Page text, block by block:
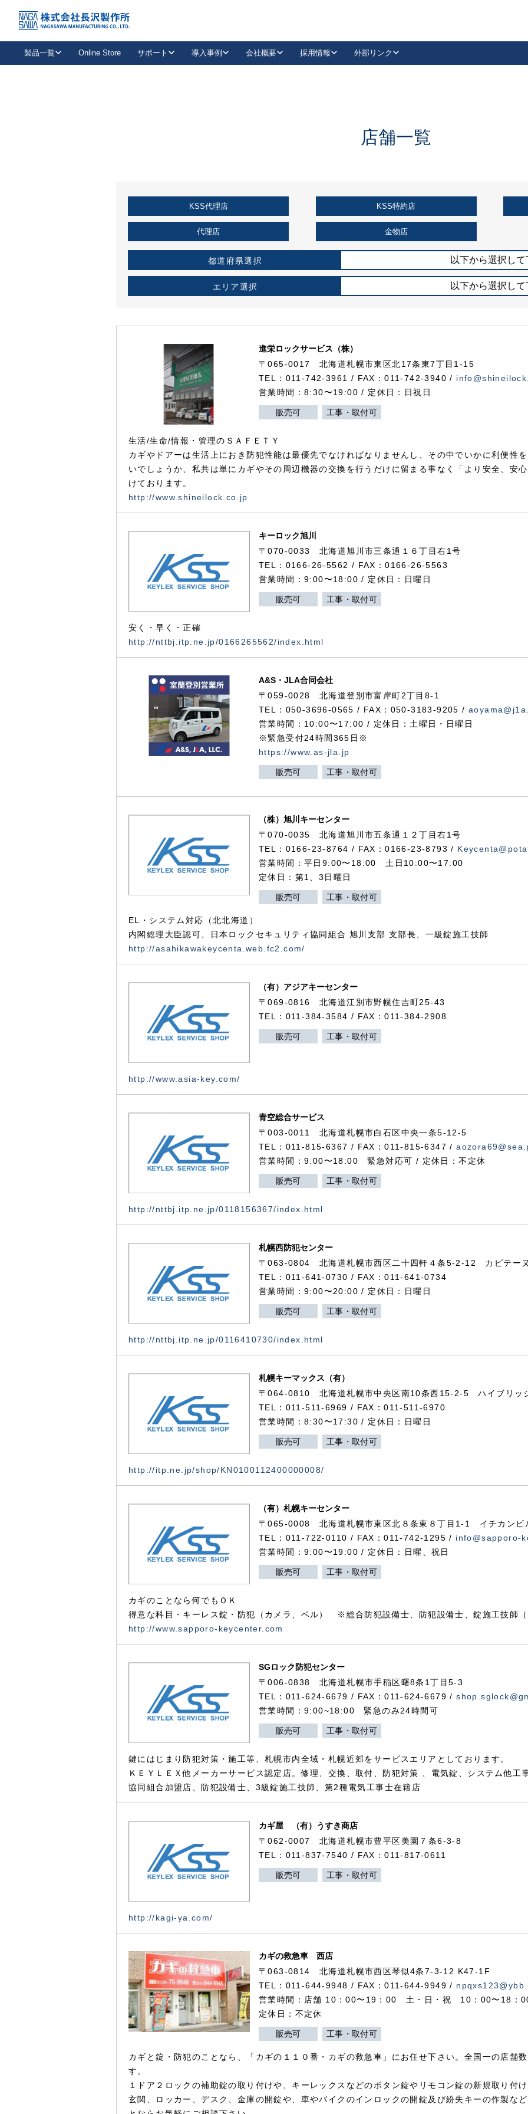
製品一覧
抗ウイルス・抗菌製品
キーレックスを品番からお探しいただけます。
Online Store サポート
取扱店情報
お役立ち情報
導入事例
企業様採用事例
会社概要 採用情報 外部リンク
LinkedIn
KSS加盟店・取扱店情報
店舗一覧
店舗一覧
KSS代理店 KSS特約店
代理店 金物店
都道府県選択 以下から選択し
エリア選択 以下から選択し
進栄ロックサービス（株）
〒065-0017 北海道札幌市東区北17条東7丁目1-15
TEL：011-742-3961 / FAX：011-742-3940 /
営業時間：8:30〜19:00 / 定休日：日祝日
販売可 工事・取付可
生活/生命/情報・管理のＳＡＦＥＴＹ
カギやドアーは生活上におき防犯性能は最優先でなければなりませんし、その中でいかに利便性
いでしょうか、私共は単にカギやその周辺機器の交換を行うだけに留まる事なく「より安全、安
けております。
http://www.shineilock.co.jp
キーロック旭川
〒070-0033 北海道旭川市三条通１６丁目右1号
TEL：0166-26-5562 / FAX：0166-26-5563
営業時間：9:00〜18:00 / 定休日：日曜日
販売可 工事・取付可
安く・早く・正確
http://nttbj.itp.ne.jp/0166265562/index.html
A&S・JLA合同会社
〒059-0028北海道登別市富岸町2丁目 8-1
TEL：050-3696-0565 / FAX：050-3183-9205 /
営業時間：10:00〜17:00 / 定休日：土曜日・日曜日
※緊急受付24時間365日※
https://www.as-jla.jp
販売可 工事・取付可
（株）旭川キーセンター
〒070-0035 北海道旭川市五条通１２丁目右1号
TEL：0166-23-8764 / FAX：0166-23-8793 /
営業時間：平日9:00〜18:00 土日10:00〜17:00
定休日：第1、3日曜日
販売可 工事・取付可
EL・システム対応（北北海道）
内閣総理大臣認可、日本ロックセキュリティ協同組合 旭川支部 支部長、一級錠施工技師
http://asahikawakeycenta.web.fc2.com/
（有）アジアキーセンター
〒069-0816 北海道江別市野幌住吉町25-43
TEL：011-384-3584 / FAX：011-384-2908
販売可 工事・取付可
http://www.asia-key.com/
青空総合サービス
〒003-0011 北海道札幌市白石区中央一条5-12-5
TEL：011-815-6367 / FAX：011-815-6347 /
営業時間：9:00〜18:00 緊急対応可 / 定休日：不定休
販売可 工事・取付可
http://nttbj.itp.ne.jp/0118156367/index.html
札幌西防犯センター
〒063-0804 北海道札幌市西区二十四軒４条5-2-12 カピテー
TEL：011-641-0730 / FAX：011-641-0734
営業時間：9:00〜20:00 / 定休日：日曜日
販売可 工事・取付可
http://nttbj.itp.ne.jp/0116410730/index.html
札幌キーマックス（有）
〒064-0810 北海道札幌市中央区南10条西15-2-5 ハイブリッ
TEL：011-511-6969 / FAX：011-511-6970
営業時間：8:30〜17:30 / 定休日：日曜日
販売可 工事・取付可
http://itp.ne.jp/shop/KN0100112400000008/
（有）札幌キーセンター
〒065-0008 北海道札幌市東区北８条東８丁目1-1 イチカンビ
TEL：011-722-0110 / FAX：011-742-1295 / info@sapporo-
営業時間：9:00〜19:00 / 定休日：日曜、祝日
販売可 工事・取付可
カギのことなら何でもＯＫ
得意な科目・キーレス錠・防犯（カメラ、ベル） ※総合防犯設備士、防犯設備士、錠施工技師
http://www.sapporo-keycenter.com
SGロック防犯センター
〒006-0838 北海道札幌市手稲区曙8条1丁目5-3
TEL：011-624-6679 / FAX：011-624-6679 /
営業時間：9:00~18:00 緊急のみ24時間可
販売可 工事・取付可
鍵にはじまり防犯対策・施工等、札幌市内全域・札幌近郊をサービスエリアとしております。
ＫＥＹＬＥＸ他メーカーサービス認定店。修理、交換、取付、防犯対策 、電気錠、システム他工
協同組合加盟店、防犯設備士、3級錠施工技師、第2種電気工事士在籍店
カギ屋 （有）うすき商店
〒062-0007 北海道札幌市豊平区美園７条6-3-8
TEL：011-837-7540 / FAX：011-817-0611
販売可 工事・取付可
http://kagi-ya.com/
カギの救急車 西店
〒063-0814 北海道札幌市西区琴似4条7-3-12 K47-1F
TEL：011-644-9948 / FAX：011-644-9949 /
営業時間：店舗 10：00〜19：00 土・日・祝 10：00〜18：
定休日：不定休
販売可 工事・取付可
カギと錠・防犯のことなら、「カギの１１０番・カギの救急車」にお任せ下さい。全国一の店舗
す。
１ドア２ロックの補助錠の取り付けや、キーレックスなどのボタン錠やリモコン錠の新規取り付
玄関、ロッカー、デスク、金庫の開錠や、車やバイクのインロックの開錠及び紛失キーの作製な